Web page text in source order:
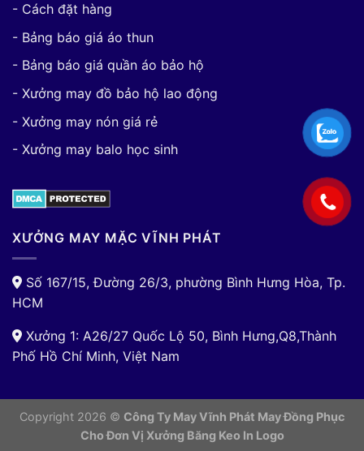
- Cách đặt hàng
- Bảng báo giá áo thun
- Bảng báo giá quần áo bảo hộ
- Xưởng may đồ bảo hộ lao động
- Xưởng may nón giá rẻ
- Xưởng may balo học sinh
XƯỞNG MAY MẶC VĨNH PHÁT
Số 167/15, Đường 26/3, phường Bình Hưng Hòa, Tp.
HCM
Xưởng 1: A26/27 Quốc Lộ 50, Bình Hưng,Q8,Thành
Phố Hồ Chí Minh, Việt Nam
Copyright 2026 © Công Ty May Vĩnh Phát May Đồng Phục
Cho Đơn Vị Xưởng Băng Keo In Logo